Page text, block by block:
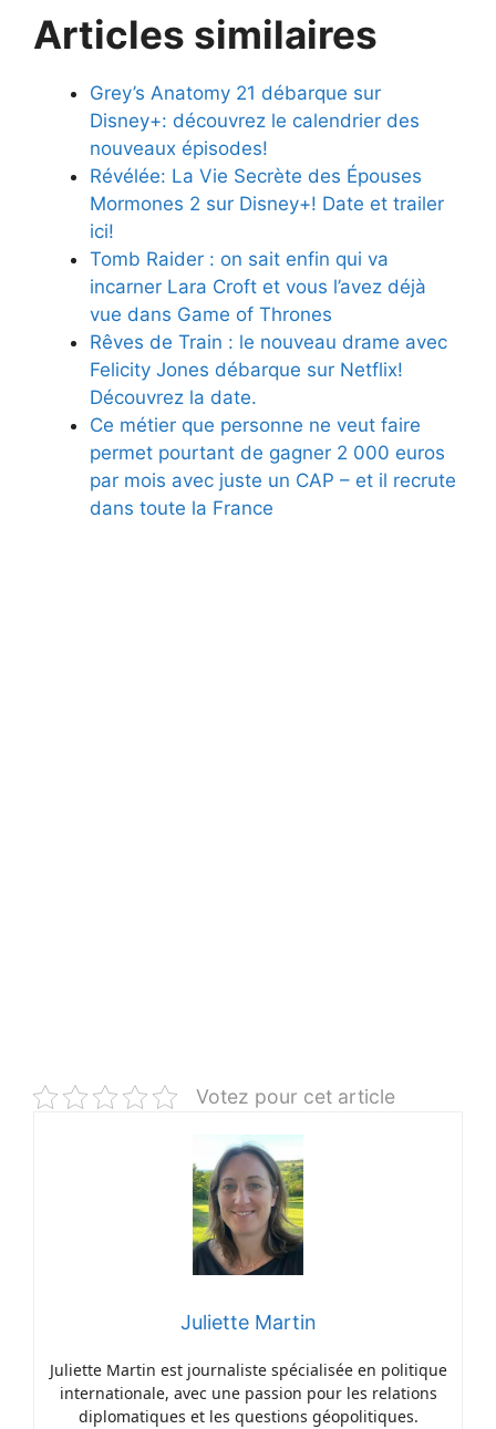
Articles similaires
Grey’s Anatomy 21 débarque sur
Disney+: découvrez le calendrier des
nouveaux épisodes!
Révélée: La Vie Secrète des Épouses
Mormones 2 sur Disney+! Date et trailer
ici!
Tomb Raider : on sait enfin qui va
incarner Lara Croft et vous l’avez déjà
vue dans Game of Thrones
Rêves de Train : le nouveau drame avec
Felicity Jones débarque sur Netflix!
Découvrez la date.
Ce métier que personne ne veut faire
permet pourtant de gagner 2 000 euros
par mois avec juste un CAP – et il recrute
dans toute la France
Votez pour cet article
Juliette Martin
Juliette Martin est journaliste spécialisée en politique
internationale, avec une passion pour les relations
diplomatiques et les questions géopolitiques.